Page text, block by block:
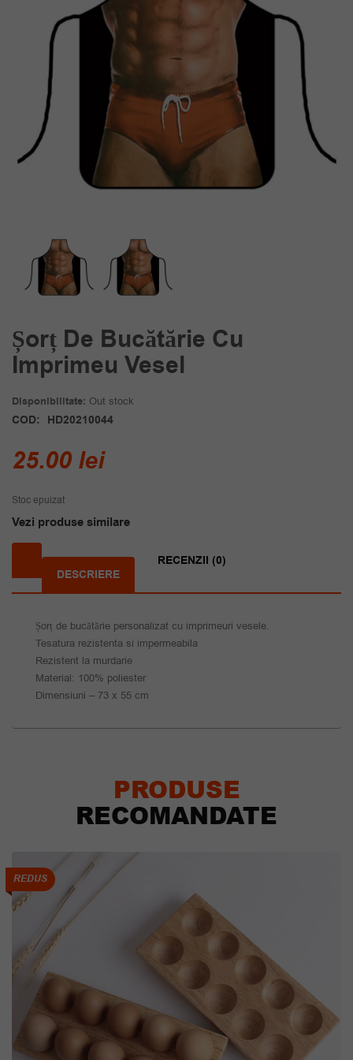
Șorț De Bucătărie Cu
Imprimeu Vesel
Disponibilitate: Out stock
COD: HD20210044
25.00 lei
Stoc epuizat
Vezi produse similare
DESCRIERE
RECENZII (0)
Șorț de bucătărie personalizat cu imprimeuri vesele.
Tesatura rezistenta si impermeabila
Rezistent la murdarie
Material: 100% poliester
Dimensiuni – 73 x 55 cm
PRODUSE
RECOMANDATE
REDUS